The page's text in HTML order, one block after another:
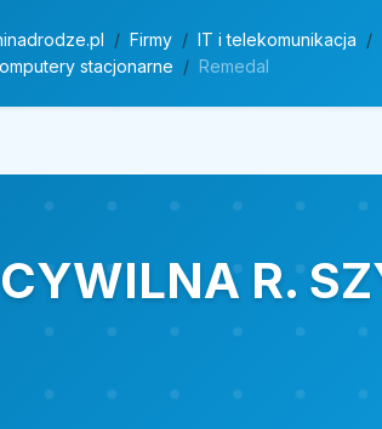
Firmy IT i telekomunikacja
stacjonarne
Remedal
R.